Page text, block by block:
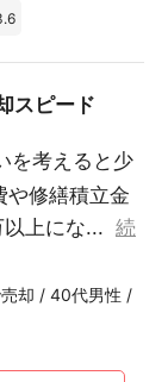
スピード
を考えると少
や修繕積立金
上にな... 続
却 / 40代男性 /